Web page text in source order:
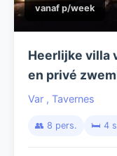
vanaf p/week
Heerlijke villa
en privé
Var , Tavernes
👥 8 pers. 🛏️ 4